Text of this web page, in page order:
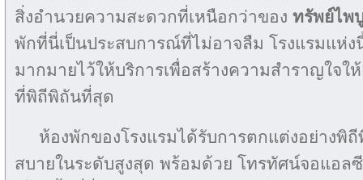
สิ่งอำนวยความสะดวกที่เหนือกว่าของ ทรัพย์ไพ
พักที่นี่เป็นประสบการณ์ที่ไม่อาจลืม โรงแรมแห่
มากมายไว้ให้บริการเพื่อสร้างความสำราญใจใ
ที่พิถีพิถันที่สุด
ห้องพักของโรงแรมได้รับการตกแต่งอย่างพิ
สบายในระดับสูงสุด พร้อมด้วย โทรทัศน์จอแอล